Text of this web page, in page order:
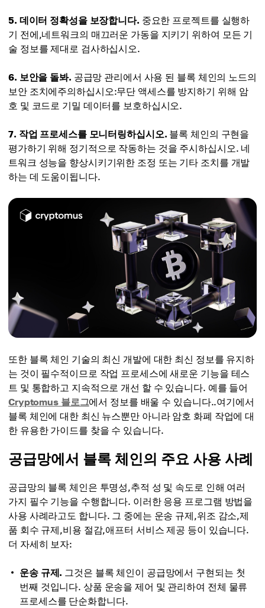
5. 데이터 정확성을 보장합니다. 중요한 프로젝트를 실행하
기 전에,네트워크의 매끄러운 가동을 지키기 위하여 모든 기
술 정보를 제대로 검사하십시오.
6. 보안을 돌봐. 공급망 관리에서 사용 된 블록 체인의 노드의
보안 조치에주의하십시오:무단 액세스를 방지하기 위해 암
호 및 코드로 기밀 데이터를 보호하십시오.
7. 작업 프로세스를 모니터링하십시오. 블록 체인의 구현을
평가하기 위해 정기적으로 작동하는 것을 주시하십시오. 네
트워크 성능을 향상시키기위한 조정 또는 기타 조치를 개발
하는 데 도움이됩니다.
또한 블록 체인 기술의 최신 개발에 대한 최신 정보를 유지하
는 것이 필수적이므로 작업 프로세스에 새로운 기능을 테스
트 및 통합하고 지속적으로 개선 할 수 있습니다. 예를 들어
Cryptomus 블로그에서 정보를 배울 수 있습니다..여기에서
블록 체인에 대한 최신 뉴스뿐만 아니라 암호 화폐 작업에 대
한 유용한 가이드를 찾을 수 있습니다.
공급망에서 블록 체인의 주요 사용 사례
공급망의 블록 체인은 투명성,추적 성 및 속도로 인해 여러
가지 필수 기능을 수행합니다. 이러한 응용 프로그램 방법을
사용 사례라고도 합니다. 그 중에는 운송 규제,위조 감소,제
품 회수 규제,비용 절감,애프터 서비스 제공 등이 있습니다.
더 자세히 보자:
운송 규제. 그것은 블록 체인이 공급망에서 구현되는 첫
번째 것입니다. 상품 운송을 제어 및 관리하여 전체 물류
프로세스를 단순화합니다.